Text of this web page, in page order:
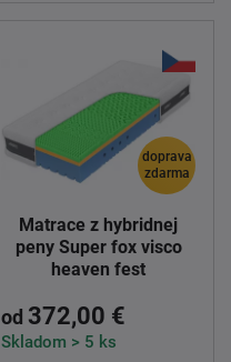
doprava
zdarma
Matrace z hybridnej
peny Super fox visco
heaven fest
od 372,00 €
Skladom > 5 ks